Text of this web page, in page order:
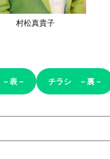
村松真貴子
表－ チラシ －裏－